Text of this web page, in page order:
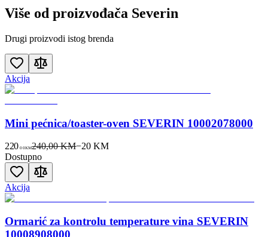
Više od proizvođača Severin
Drugi proizvodi istog brenda
Akcija
Mini pećnica/toaster-oven SEVERIN 10002078000
220 00KM240,00 KM−20 KM
Dostupno
Akcija
Ormarić za kontrolu temperature vina SEVERIN
10008908000